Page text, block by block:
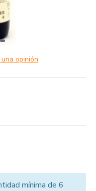
opinión
mínima de 6